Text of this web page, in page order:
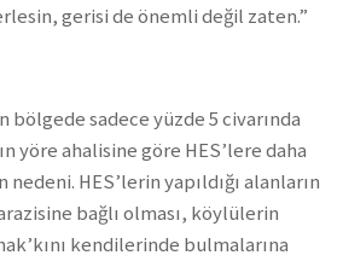
gerisi de önemli değil zaten.”
bölgede sadece yüzde 5 civarında
yöre ahalisine göre HES’lere daha
HES’lerin yapıldığı alanların
bağlı olması, köylülerin
kendilerinde bulmalarına